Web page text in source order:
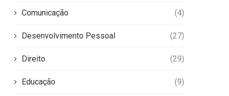
Comunicação (4)
Desenvolvimento Pessoal (27)
Direito (29)
Educação (9)